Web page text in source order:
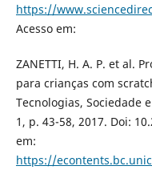
https://
Acesso em:
ZANETTI, H. A. P. et al.
para crianças com
Tecnologias, Sociedade
1, p. 43-58, 2017. Doi:
em:
https://